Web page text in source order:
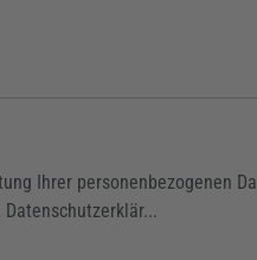
Ihrer personenbezogenen